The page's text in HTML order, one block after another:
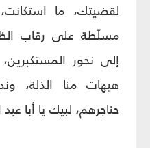
لقضيتك، ما
مسلّطة على رقاب
إلى نحور
هيهات منا الذلة،
حناجرهم، لبيك يا أبا عبد